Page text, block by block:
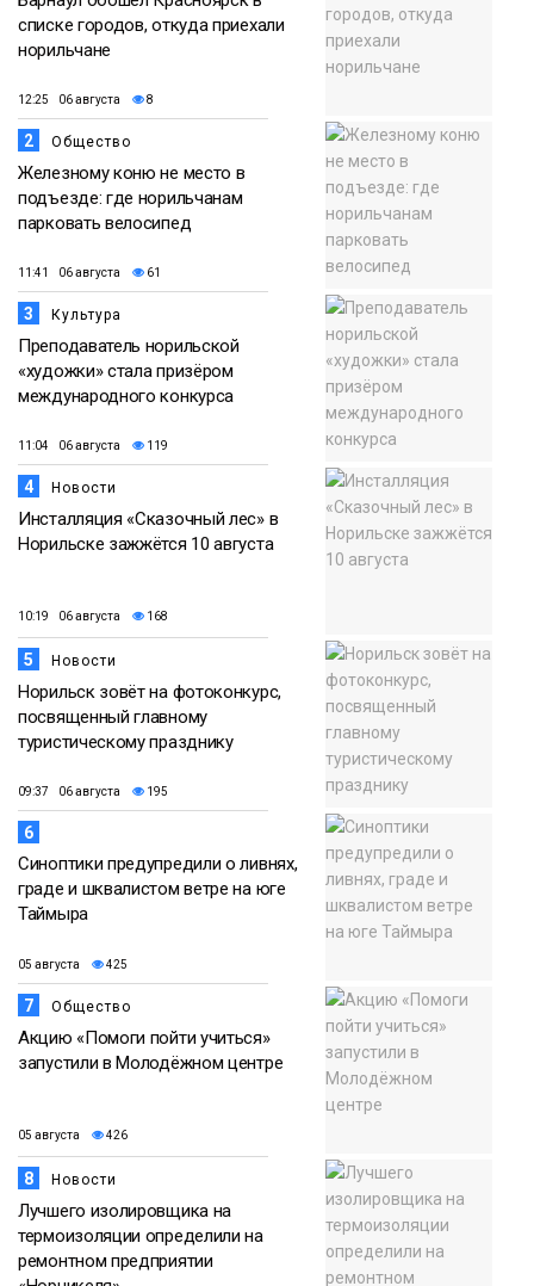
списке городов, откуда приехали
норильчане
12:25 06 августа 8
2 Общество
Железному коню не место в
подъезде: где норильчанам
парковать велосипед
11:41 06 августа 61
3 Культура
Преподаватель норильской
«художки» стала призёром
международного конкурса
11:04 06 августа 119
4 Новости
Инсталляция «Сказочный лес» в
Норильске зажжётся 10 августа
10:19 06 августа 168
5 Новости
Норильск зовёт на фотоконкурс,
посвященный главному
туристическому празднику
09:37 06 августа 195
6
Синоптики предупредили о ливнях,
граде и шквалистом ветре на юге
Таймыра
05 августа 425
7 Общество
Акцию «Помоги пойти учиться»
запустили в Молодёжном центре
05 августа 426
8 Новости
Лучшего изолировщика на
термоизоляции определили на
ремонтном предприятии